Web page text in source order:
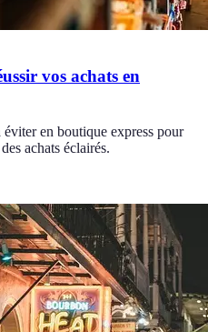
vos achats en
en boutique express pour
achats éclairés.